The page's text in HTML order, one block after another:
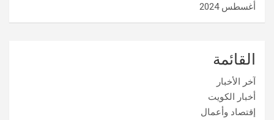
أغسطس 2024
القائمة
آخر الأخبار
أخبار الكويت
إقتصاد وأعمال